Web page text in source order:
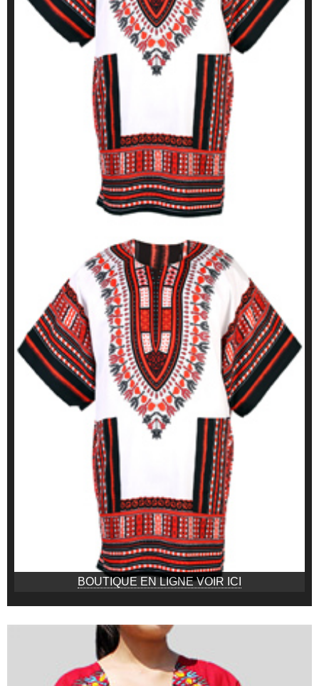
BOUTIQUE EN LIGNE VOIR ICI